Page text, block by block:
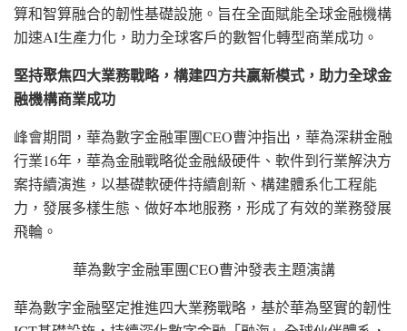
算和智算融合的韌性基礎設施。旨在全面賦能全球金融機構
加速AI生產力化，助力全球客戶的數智化轉型商業成功。
堅持聚焦四大業務戰略，構建四方共贏新模式，助力全球金
融機構商業成功
峰會期間，華為數字金融軍團CEO曹沖指出，華為深耕金融
行業16年，華為金融戰略從金融級硬件、軟件到行業解決方
案持續演進，以基礎軟硬件持續創新、構建體系化工程能
力，發展多樣生態、做好本地服務，形成了有效的業務發展
飛輪。
華為數字金融軍團CEO曹沖發表主題演講
華為數字金融堅定推進四大業務戰略，基於華為堅實的韌性